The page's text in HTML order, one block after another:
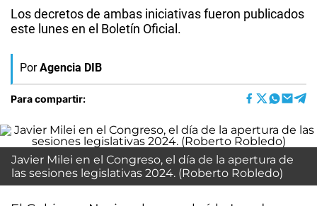
Los decretos de ambas iniciativas fueron publicados
este lunes en el Boletín Oficial.
Por Agencia DIB
Para compartir:
Javier Milei en el Congreso, el día de la apertura de
las sesiones legislativas 2024. (Roberto Robledo)